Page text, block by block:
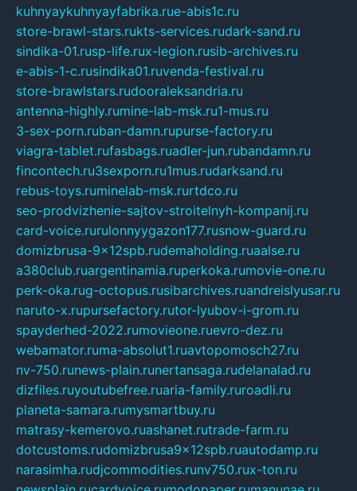
kuhnyaykuhnyayfabrika.rue-abis1c.ru
store-brawl-stars.rukts-services.rudark-sand.ru
sindika-01.rusp-life.rux-legion.rusib-archives.ru
e-abis-1-c.rusindika01.ruvenda-festival.ru
store-brawlstars.rudooraleksandria.ru
antenna-highly.rumine-lab-msk.ru1-mus.ru
3-sex-porn.ruban-damn.rupurse-factory.ru
viagra-tablet.rufasbags.ruadler-jun.rubandamn.ru
fincontech.ru3sexporn.ru1mus.rudarksand.ru
rebus-toys.ruminelab-msk.rurtdco.ru
seo-prodvizhenie-sajtov-stroitelnyh-kompanij.ru
card-voice.rurulonnyygazon177.rusnow-guard.ru
domizbrusa-9x12spb.rudemaholding.ruaalse.ru
a380club.ruargentinamia.ruperkoka.rumovie-one.ru
perk-oka.rug-octopus.rusibarchives.ruandreislyusar.ru
naruto-x.rupursefactory.rutor-lyubov-i-grom.ru
spayderhed-2022.rumovieone.ruevro-dez.ru
webamator.ruma-absolut1.ruavtopomosch27.ru
nv-750.runews-plain.runertansaga.rudelanalad.ru
dizfiles.ruyoutubefree.ruaria-family.ruroadli.ru
planeta-samara.rumysmartbuy.ru
matrasy-kemerovo.ruashanet.rutrade-farm.ru
dotcustoms.rudomizbrusa9x12spb.ruautodamp.ru
narasimha.rudjcommodities.runv750.rux-ton.ru